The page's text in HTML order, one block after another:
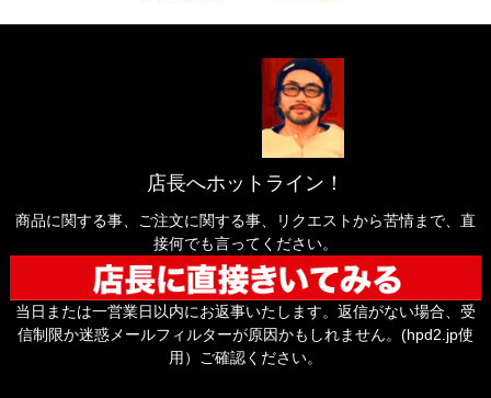
店長へホットライン！
商品に関する事、ご注文に関する事、リクエストから苦情まで、直
接何でも言ってください。
当日または一営業日以内にお返事いたします。返信がない場合、受
信制限か迷惑メールフィルターが原因かもしれません。(hpd2.jp使
用）ご確認ください。